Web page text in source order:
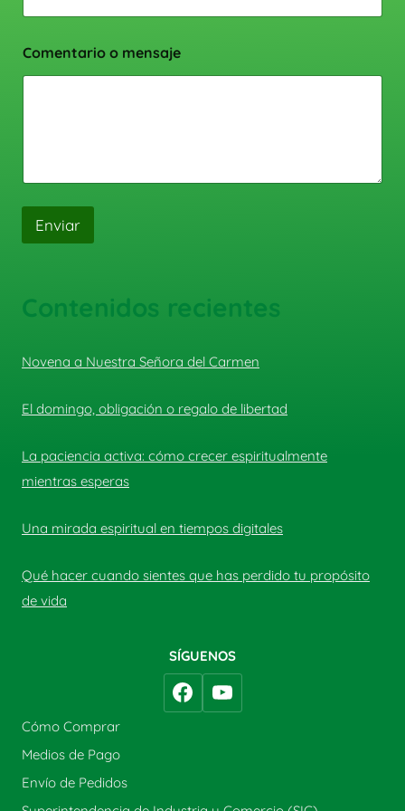
Comentario o mensaje
Enviar
Contenidos recientes
Novena a Nuestra Señora del Carmen
El domingo, obligación o regalo de libertad
La paciencia activa: cómo crecer espiritualmente
mientras esperas
Una mirada espiritual en tiempos digitales
Qué hacer cuando sientes que has perdido tu propósito
de vida
SÍGUENOS
Cómo Comprar
Medios de Pago
Envío de Pedidos